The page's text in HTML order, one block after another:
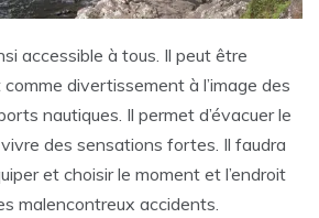
accessible à tous. Il peut être
divertissement à l’image des
nautiques. Il permet d’évacuer le
des sensations fortes. Il faudra
et choisir le moment et l’endroit
malencontreux accidents.